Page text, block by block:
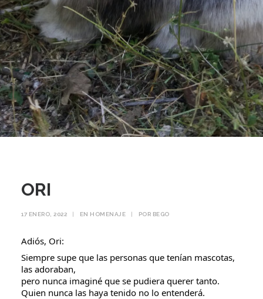
ORI
17 ENERO, 2022 | EN HOMENAJE | POR BEGO
Adiós, Ori:
Siempre supe que las personas que tenían mascotas,
las adoraban,
pero nunca imaginé que se pudiera querer tanto.
Quien nunca las haya tenido no lo entenderá.